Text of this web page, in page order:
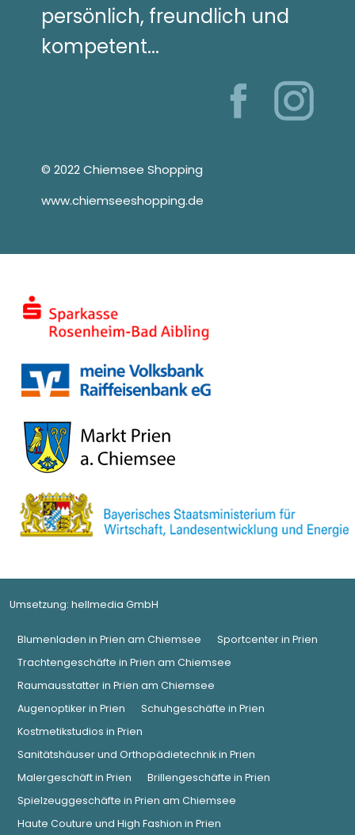
persönlich, freundlich und
kompetent...
© 2022 Chiemsee Shopping
www.chiemseeshopping.de
Umsetzung: hellmedia GmbH
Blumenladen in Prien am Chiemsee
Sportcenter in Prien
Trachtengeschäfte in Prien am Chiemsee
Raumausstatter in Prien am Chiemsee
Augenoptiker in Prien
Schuhgeschäfte in Prien
Kostmetikstudios in Prien
Sanitätshäuser und Orthopädietechnik in Prien
Malergeschäft in Prien
Brillengeschäfte in Prien
Spielzeuggeschäfte in Prien am Chiemsee
Haute Couture und High Fashion in Prien